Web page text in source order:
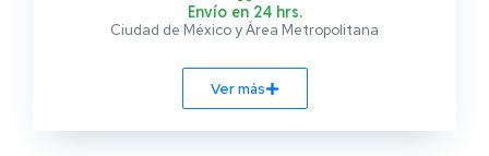
Envío en 24 hrs.
Ciudad de México y Área Metropolitana
Ver más